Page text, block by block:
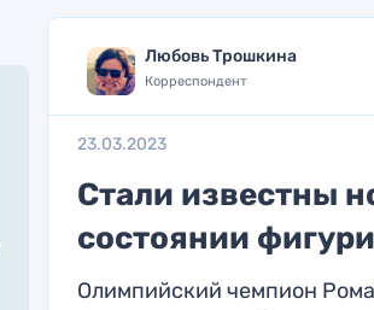
Любовь Трошкина
Корреспондент
23.03.2023
Стали известны
состоянии
Олимпийский чемпион